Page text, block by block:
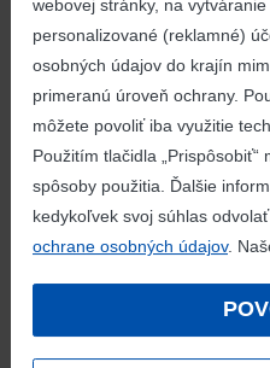
webovej stránky, na
personalizované (reklamné)
osobných údajov do krajín
primeranú úroveň ochrany.
môžete povoliť iba využitie
Použitím tlačidla
spôsoby použitia. Ďalšie
kedykoľvek svoj súhlas
ochrane osobných údajov.
Súvisiace aktuality